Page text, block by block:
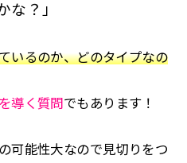
な？」
いるのか、どのタイプなの
導く質問 でもあります！
可能性大なので見切りをつ